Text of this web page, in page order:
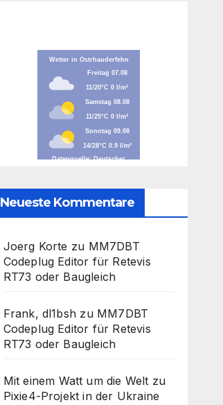
Neueste Kommentare
Joerg Korte zu MM7DBT
Codeplug Editor für Retevis
RT73 oder Baugleich
Frank, dl1bsh zu MM7DBT
Codeplug Editor für Retevis
RT73 oder Baugleich
Mit einem Watt um die Welt zu
Pixie4-Projekt in der Ukraine